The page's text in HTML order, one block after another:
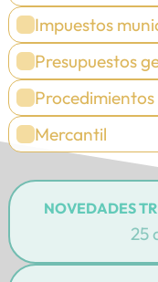
Impuestos
Presupuestos
Procedimientos
Mercantil
NOVEDADES
25